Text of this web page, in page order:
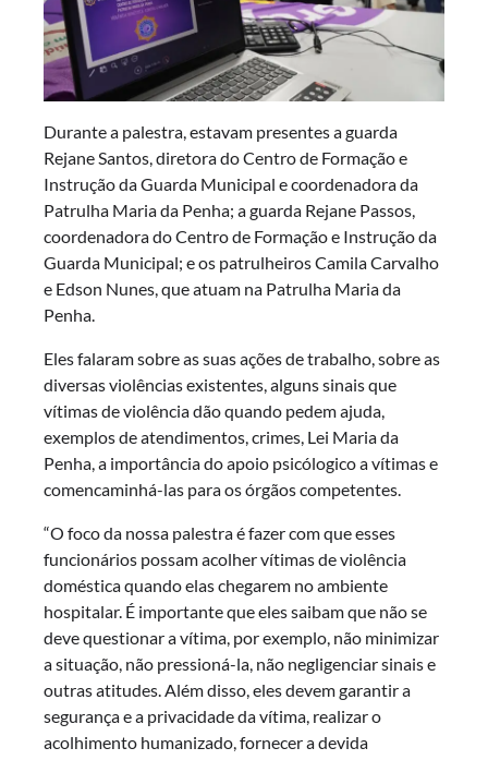
Durante a palestra, estavam presentes a guarda
Rejane Santos, diretora do Centro de Formação e
Instrução da Guarda Municipal e coordenadora da
Patrulha Maria da Penha; a guarda Rejane Passos,
coordenadora do Centro de Formação e Instrução da
Guarda Municipal; e os patrulheiros Camila Carvalho
e Edson Nunes, que atuam na Patrulha Maria da
Penha.
Eles falaram sobre as suas ações de trabalho, sobre as
diversas violências existentes, alguns sinais que
vítimas de violência dão quando pedem ajuda,
exemplos de atendimentos, crimes, Lei Maria da
Penha, a importância do apoio psicólogico a vítimas e
comencaminhá-las para os órgãos competentes.
“O foco da nossa palestra é fazer com que esses
funcionários possam acolher vítimas de violência
doméstica quando elas chegarem no ambiente
hospitalar. É importante que eles saibam que não se
deve questionar a vítima, por exemplo, não minimizar
a situação, não pressioná-la, não negligenciar sinais e
outras atitudes. Além disso, eles devem garantir a
segurança e a privacidade da vítima, realizar o
acolhimento humanizado, fornecer a devida